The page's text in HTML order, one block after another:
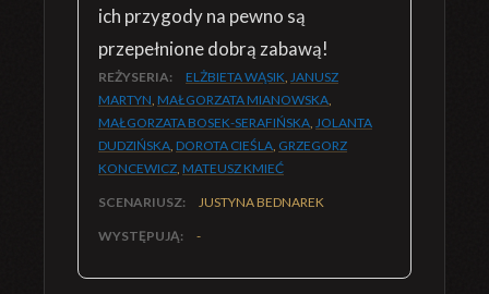
ich przygody na pewno są
przepełnione dobrą zabawą!
REŻYSERIA: ELŻBIETA WĄSIK, JANUSZ
MARTYN, MAŁGORZATA MIANOWSKA,
MAŁGORZATA BOSEK-SERAFIŃSKA, JOLANTA
DUDZIŃSKA, DOROTA CIEŚLA, GRZEGORZ
KONCEWICZ, MATEUSZ KMIEĆ
SCENARIUSZ: JUSTYNA BEDNAREK
WYSTĘPUJĄ: -